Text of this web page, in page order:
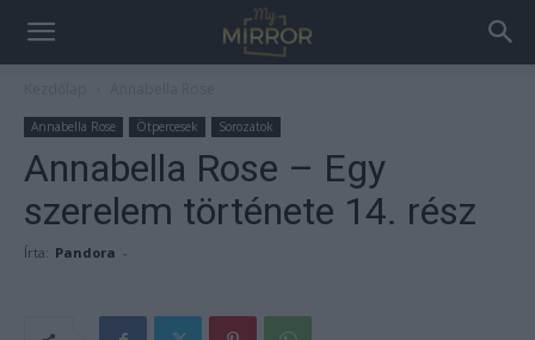
Annabella Rose Ötpercesek Sorozatok
Annabella Rose – Egy
szerelem története 14. rész
Írta: Pandora -